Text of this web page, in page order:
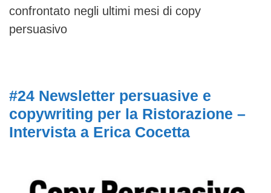
confrontato negli ultimi mesi di copy
persuasivo
#24 Newsletter persuasive e
copywriting per la Ristorazione –
Intervista a Erica Cocetta